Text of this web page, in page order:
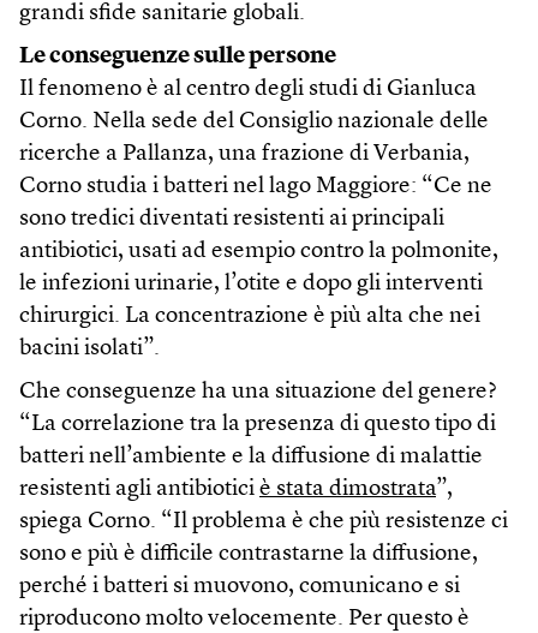
grandi sfide sanitarie globali.
Le conseguenze sulle persone
Il fenomeno è al centro degli studi di Gianluca
Corno. Nella sede del Consiglio nazionale delle
ricerche a Pallanza, una frazione di Verbania,
Corno studia i batteri nel lago Maggiore: “Ce ne
sono tredici diventati resistenti ai principali
antibiotici, usati ad esempio contro la polmonite,
le infezioni urinarie, l’otite e dopo gli interventi
chirurgici. La concentrazione è più alta che nei
bacini isolati”.
Che conseguenze ha una situazione del genere?
“La correlazione tra la presenza di questo tipo di
batteri nell’ambiente e la diffusione di malattie
resistenti agli antibiotici è stata dimostrata”,
spiega Corno. “Il problema è che più resistenze ci
sono e più è difficile contrastarne la diffusione,
perché i batteri si muovono, comunicano e si
riproducono molto velocemente. Per questo è